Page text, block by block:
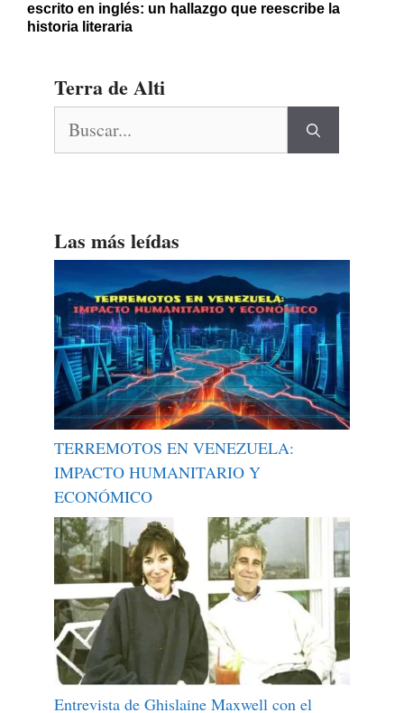
escrito en inglés: un hallazgo que reescribe la
historia literaria
Terra de Alti
Las más leídas
TERREMOTOS EN VENEZUELA:
IMPACTO HUMANITARIO Y
ECONÓMICO
Entrevista de Ghislaine Maxwell con el